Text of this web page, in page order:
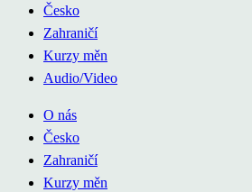
Česko
Zahraničí
Kurzy měn
Audio/Video
O nás
Česko
Zahraničí
Kurzy měn